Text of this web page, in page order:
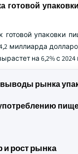
готовой
готовой упаковки
миллиарда
на 6,2% с 2024
рынка
и рост рынка